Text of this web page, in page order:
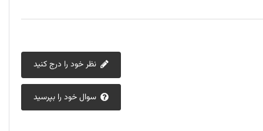
نظر خود را درج کنید
سوال خود را بپرسید